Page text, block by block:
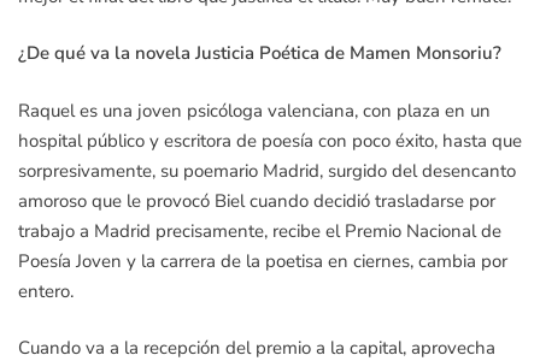
¿De qué va la novela Justicia Poética de Mamen Monsoriu?
Raquel es una joven psicóloga valenciana, con plaza en un
hospital público y escritora de poesía con poco éxito, hasta que
sorpresivamente, su poemario Madrid, surgido del desencanto
amoroso que le provocó Biel cuando decidió trasladarse por
trabajo a Madrid precisamente, recibe el Premio Nacional de
Poesía Joven y la carrera de la poetisa en ciernes, cambia por
entero.
Cuando va a la recepción del premio a la capital, aprovecha